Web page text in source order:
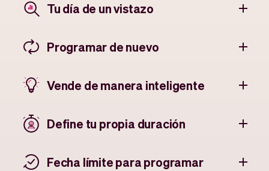
Tu día de un vistazo
Programar de nuevo
Vende de manera inteligente
Define tu propia duración
Fecha límite para programar